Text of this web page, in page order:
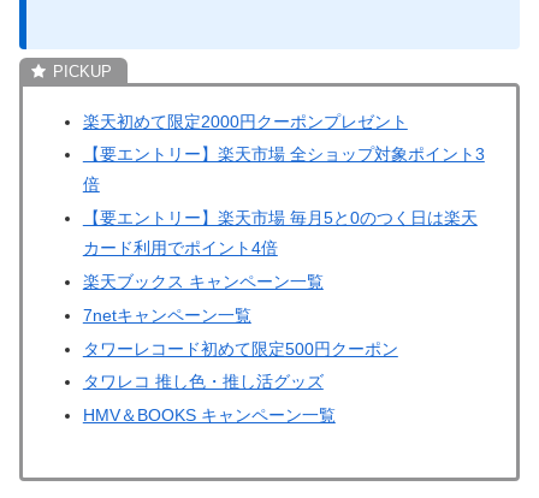
楽天初めて限定2000円クーポンプレゼント
【要エントリー】楽天市場 全ショップ対象ポイント3
倍
【要エントリー】楽天市場 毎月5と0のつく日は楽天
カード利用でポイント4倍
楽天ブックス キャンペーン一覧
7netキャンペーン一覧
タワーレコード初めて限定500円クーポン
タワレコ 推し色・推し活グッズ
HMV＆BOOKS キャンペーン一覧